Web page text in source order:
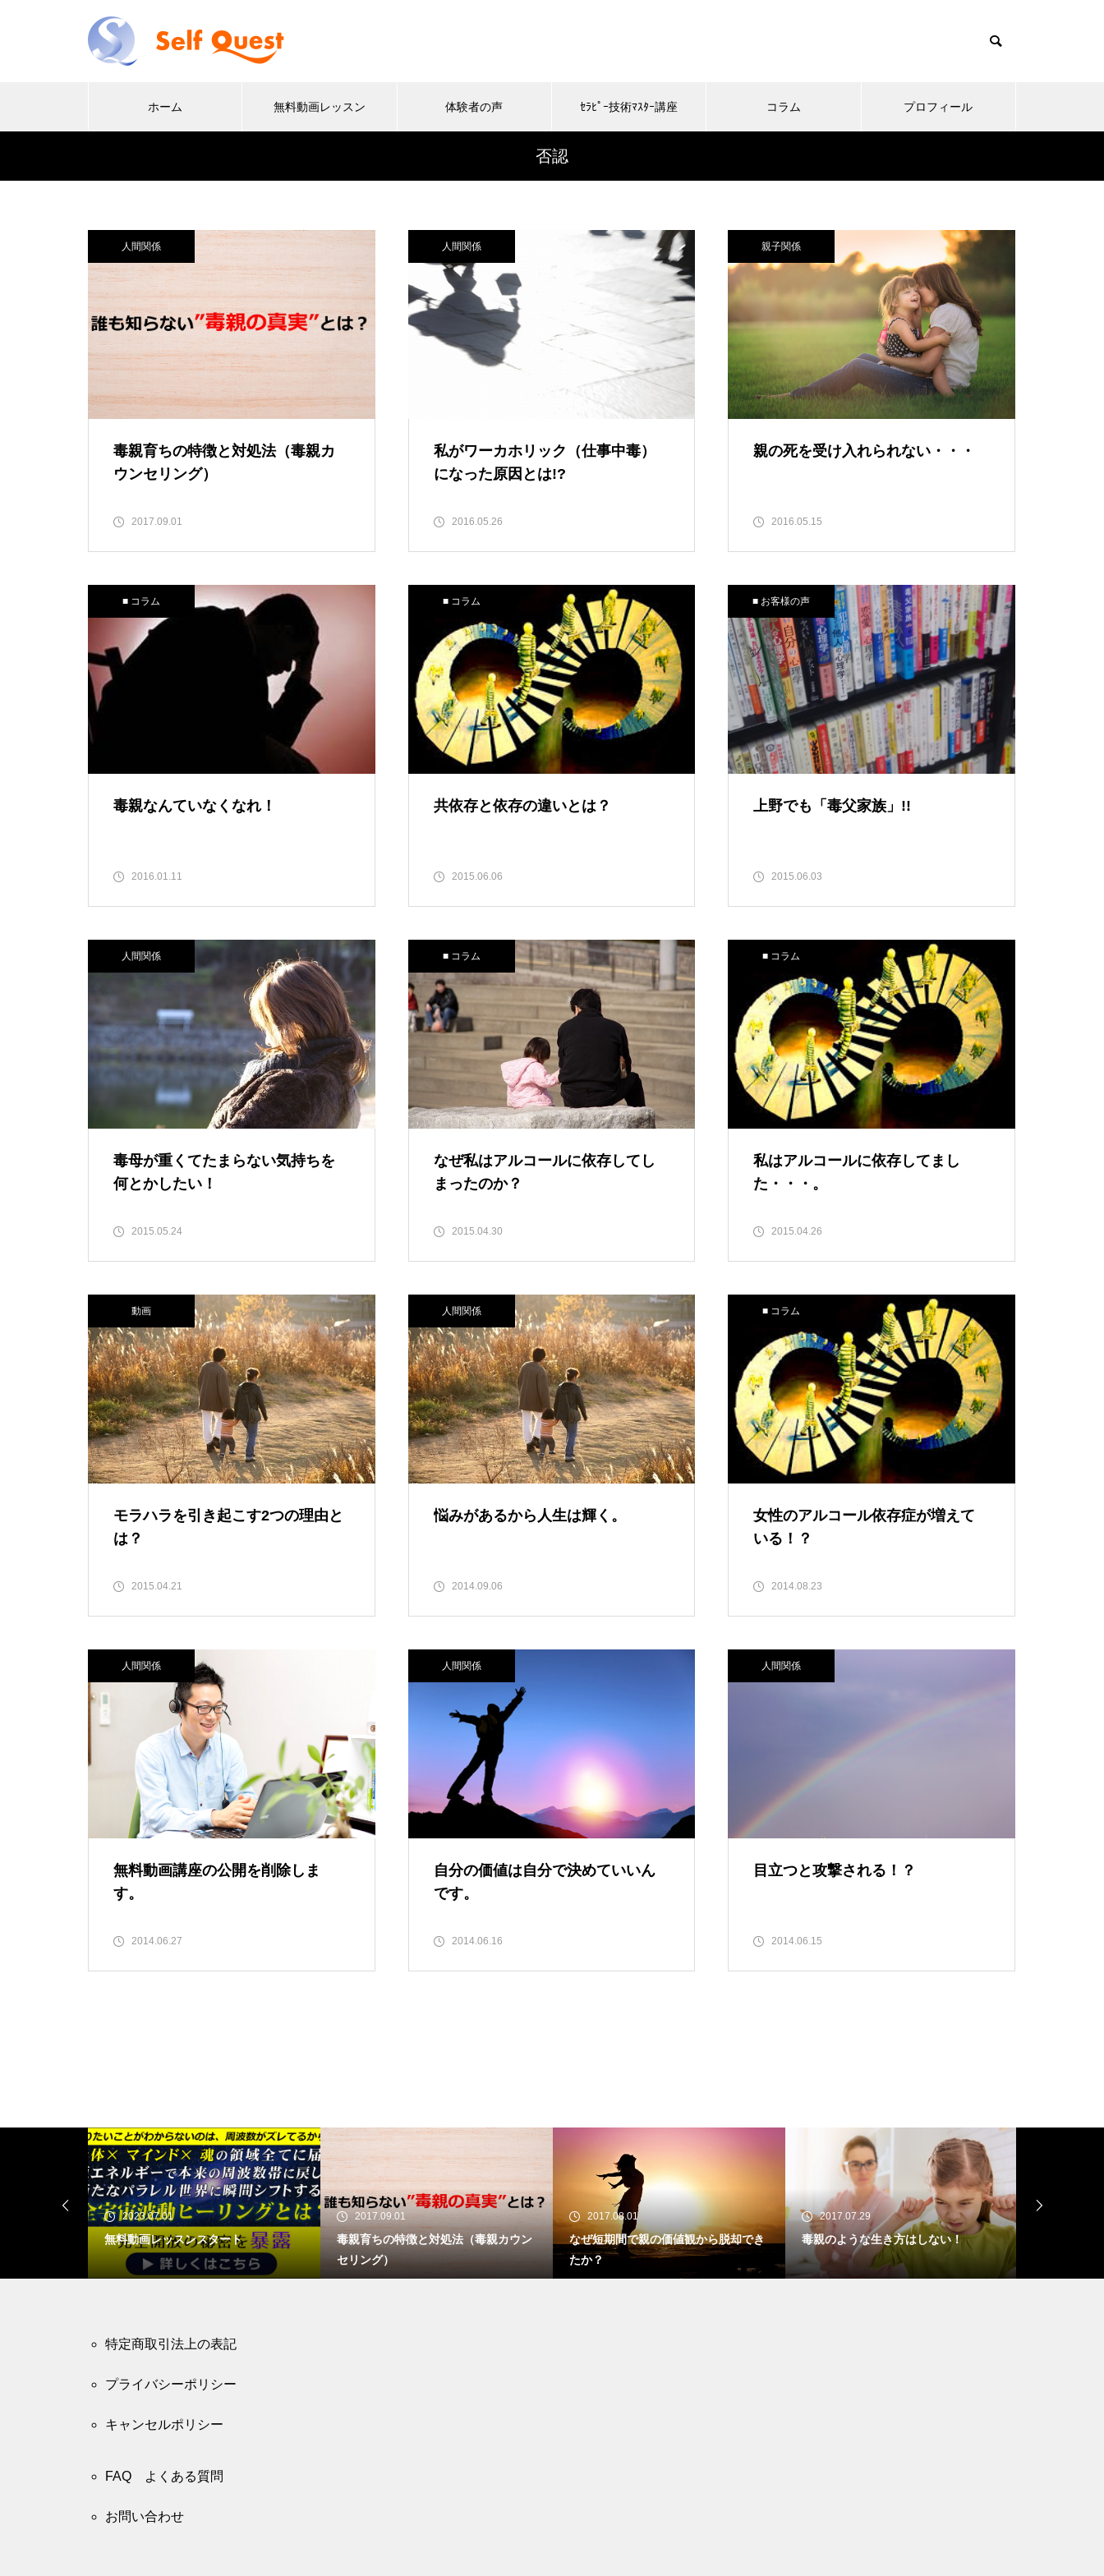
ホーム 無料動画レッスン 体験者の声 ｾﾗﾋﾟｰ技術ﾏｽﾀｰ講座 コラム プロフィール
否認
人間関係
毒親育ちの特徴と対処法（毒親カ
ウンセリング）
2017.09.01
人間関係
私がワーカホリック（仕事中毒）
になった原因とは!?
2016.05.26
親子関係
親の死を受け入れられない・・・
2016.05.15
■ コラム
毒親なんていなくなれ！
2016.01.11
■ コラム
共依存と依存の違いとは？
2015.06.06
■ お客様の声
上野でも「毒父家族」!!
2015.06.03
人間関係
毒母が重くてたまらない気持ちを
何とかしたい！
2015.05.24
■ コラム
なぜ私はアルコールに依存してし
まったのか？
2015.04.30
■ コラム
私はアルコールに依存してまし
た・・・。
2015.04.26
動画
モラハラを引き起こす2つの理由と
は？
2015.04.21
人間関係
悩みがあるから人生は輝く。
2014.09.06
■ コラム
女性のアルコール依存症が増えて
いる！？
2014.08.23
人間関係
無料動画講座の公開を削除しま
す。
2014.06.27
人間関係
自分の価値は自分で決めていいん
です。
2014.06.16
人間関係
目立つと攻撃される！？
2014.06.15
2023.07.01
無料動画レッスンスタート
2017.09.01
毒親育ちの特徴と対処法（毒親カウン
セリング）
2017.08.01
なぜ短期間で親の価値観から脱却でき
たか？
2017.07.29
毒親のような生き方はしない！
特定商取引法上の表記
プライバシーポリシー
キャンセルポリシー
FAQ よくある質問
お問い合わせ